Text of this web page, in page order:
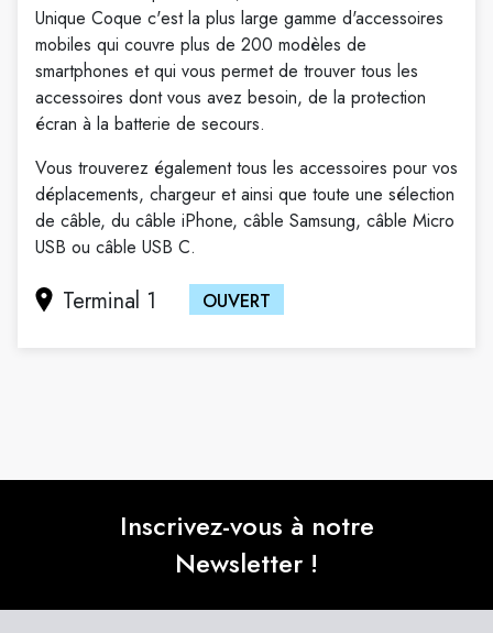
Unique Coque c'est la plus large gamme d'accessoires
mobiles qui couvre plus de 200 modèles de
smartphones et qui vous permet de trouver tous les
accessoires dont vous avez besoin, de la protection
écran à la batterie de secours.
Vous trouverez également tous les accessoires pour vos
déplacements, chargeur et ainsi que toute une sélection
de câble, du câble iPhone, câble Samsung, câble Micro
USB ou câble USB C.
Terminal 1 OUVERT
Inscrivez-vous à notre
Newsletter !